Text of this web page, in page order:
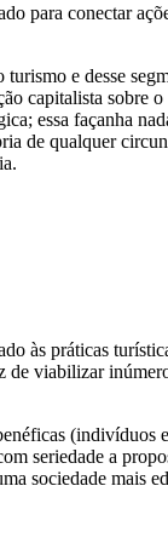
para conectar
e desse
capitalista sobre
essa façanha
de qualquer
às práticas
de viabilizar
seriedade a
sociedade mais